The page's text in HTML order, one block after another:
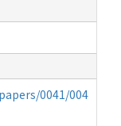
0041/004